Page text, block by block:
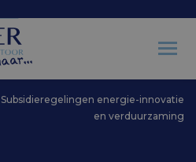
Subsidieregelingen energie-innovatie
en verduurzaming